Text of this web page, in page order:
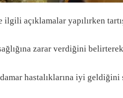
açıklamalar yapılırken
zarar verdiğini
hastalıklarına iyi